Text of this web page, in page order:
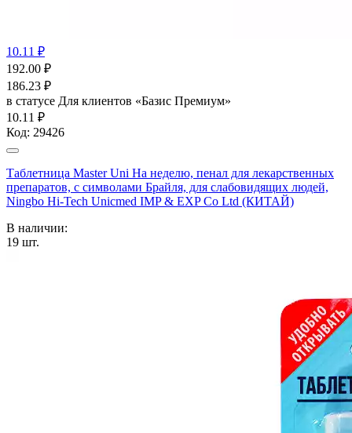
10.11 ₽
192.00 ₽
186.23 ₽
в статусе Для клиентов «Базис Премиум»
10.11 ₽
Код: 29426
Таблетница Master Uni На неделю, пенал для лекарственных
препаратов, с символами Брайля, для слабовидящих людей,
Ningbo Hi-Tech Unicmed IMP & EXP Co Ltd (КИТАЙ)
В наличии:
19 шт.